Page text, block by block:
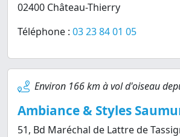
02400 Château-Thierry
Téléphone : 03 23 84 01 05
Environ 166 km à vol d'oiseau
Ambiance & Styles
51, Bd Maréchal de Lattre de